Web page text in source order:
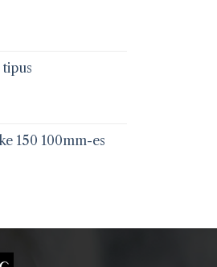
150 100mm-es